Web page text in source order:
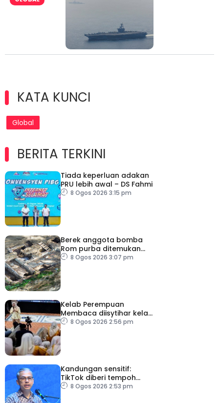
KATA KUNCI
Global
BERITA TERKINI
Tiada keperluan adakan
PRU lebih awal – DS Fahmi
8 Ogos 2026 3:15 pm
Berek anggota bomba
Rom purba ditemukan
berhampiran Colosseum
8 Ogos 2026 3:07 pm
Kelab Perempuan
Membaca diisytihar kelab
membaca terbesar di
8 Ogos 2026 2:56 pm
Kandungan sensitif:
TikTok diberi tempoh
perkukuh sistem
8 Ogos 2026 2:53 pm